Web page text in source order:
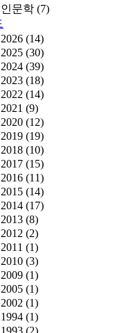
인문학 (7)
2026 (14)
2025 (30)
2024 (39)
2023 (18)
2022 (14)
2021 (9)
2020 (12)
2019 (19)
2018 (10)
2017 (15)
2016 (11)
2015 (14)
2014 (17)
2013 (8)
2012 (2)
2011 (1)
2010 (3)
2009 (1)
2005 (1)
2002 (1)
1994 (1)
1993 (2)